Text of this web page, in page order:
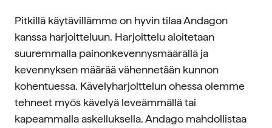
Pitkillä käytävillämme on hyvin tilaa Andagon
kanssa harjoitteluun. Harjoittelu aloitetaan
suuremmalla painonkevennysmäärällä ja
kevennyksen määrää vähennetään kunnon
kohentuessa. Kävelyharjoittelun ohessa olemme
tehneet myös kävelyä leveämmällä tai
kapeammalla askelluksella. Andago mahdollistaa